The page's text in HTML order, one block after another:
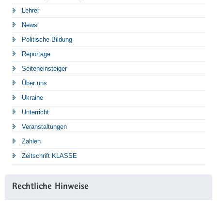
Lehrer
News
Politische Bildung
Reportage
Seiteneinsteiger
Über uns
Ukraine
Unterricht
Veranstaltungen
Zahlen
Zeitschrift KLASSE
Rechtliche Hinweise